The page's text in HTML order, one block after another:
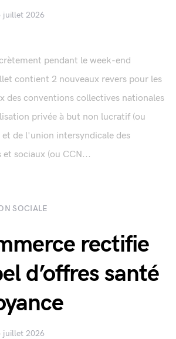
juillet 2026
pendant le week-end
contient 2 nouveaux revers pour les
des conventions collectives nationales
privée à but non lucratif (ou
et de l'union intersyndicale des
et sociaux (ou CCN...
SOCIALE
rectifie
d’offres santé
juillet 2026